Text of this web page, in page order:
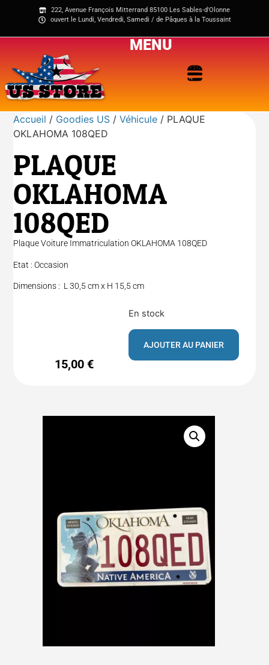
222, Avenue François Mitterrand 85100 Les Sables-d'Olonne
ouvert le Lundi, Vendredi, Samedi / de Pâques à la Toussaint
MENU
Accueil / Goodies US /Véhicule / PLAQUE
OKLAHOMA 108QED
PLAQUE
OKLAHOMA
108QED
Plaque Voiture Immatriculation OKLAHOMA 108QED
Etat : Occasion
Dimensions : L 30,5 cm x H 15,5 cm
15,00 €
En stock
AJOUTER AU PANIER